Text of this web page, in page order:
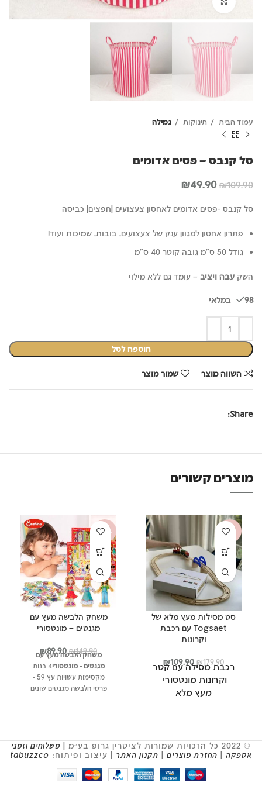
עמוד הבית תינוקות גמילה
סל קנבס – פסים אדומים
₪109.90
המחיר
היה:
₪49.90
המחיר
הוא:
סל קנבס -פסים אדומים לאחסון צעצועים |חפצים| כביסה
פתרון אחסון למגוון ענק של צעצועים, בובות, שמיכות ועוד!
גודל 50 ס"מ גובה קוטר 40 ס"מ
השק עבה ויציב – עומד גם ללא מילוי
98 במלאי
הוספה לסל
השווה מוצר שמור מוצר
Share:
מוצרים קשורים
-39%
סט מסילות מעץ מלא של
Togsaet עם רכבת
וקרונות
₪179.90
המחיר
המקורי
היה:
₪179.90.
₪109.90
המחיר
הנוכחי
הוא:
רכבת מסילה עם קטר
וקרונות מונטסורי
מעץ מלא
18 חלקים צבועים מעץ
איכותיים
-40%
משחק הלבשה מעץ עם
מגנטים – מונטסורי
₪149.90
המחיר
המקורי
₪149.90.
₪89.90
המחיר
הוא:
משחק הלבשה מעץ עם
מגנטים - מונטסורי
4 בנות
מקסימות עשויות עץ 59 -
פרטי הלבשה מגנטים שונים
© 2022 כל הזכויות שמורות לציטרין גרופ בע״מ |
משלוחים וזמני
אספקה
החזרת מוצרים תקנון האתר | עיצוב ופיתוח: tabuzzco